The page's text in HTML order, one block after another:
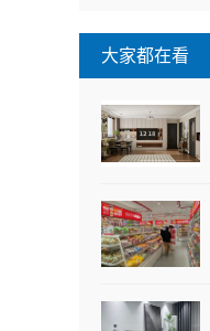
大家都在看